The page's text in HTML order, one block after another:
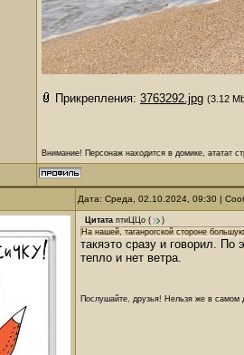
Прикрепления: 3763292.jpg (3.12
Внимание! Персонаж находится в домике, ататат
Дата: Среда, 02.10.2024, 09:30 |
Цитата птиЦЦо (
)
На нашей, таганрогской стороне
такяэто сразу и говорил.
тепло и нет ветра.
Послушайте, друзья! Нельзя же в самом